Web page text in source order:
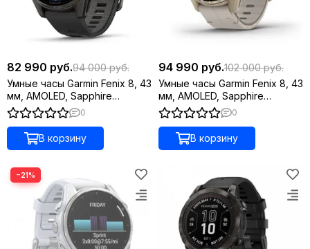
82 990 руб.94 000 руб.
Умные часы Garmin Fenix 8, 43
мм, AMOLED, Sapphire
угольно-черный DLC,
пепельно-серый ремешок
0
В корзину
94 990 руб.102 000 руб.
Умные часы Garmin Fenix 8, 43
мм, AMOLED, Sapphire
золотистый, серый кожаный
ремешок
0
В корзину
−21%